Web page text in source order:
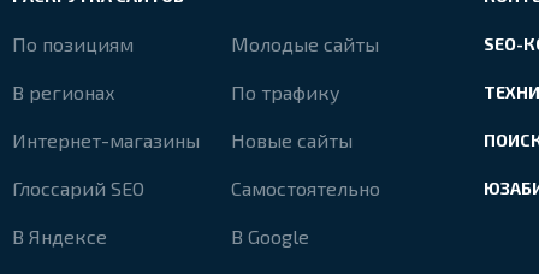
По позициям Молодые сайты
В регионах По трафику
Интернет-магазины Новые сайты
Глоссарий SEO Самостоятельно
В Яндексе В Google
SEO-